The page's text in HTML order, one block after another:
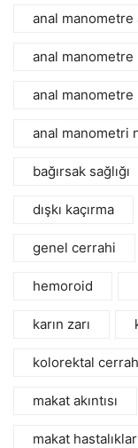
anal manometre
anal
anal manometre
anal manometri
bağırsak sağlığı
dışkı kaçırma
genel cerrahi
hemoroid
karın zarı
kolorektal
makat akıntısı
makat